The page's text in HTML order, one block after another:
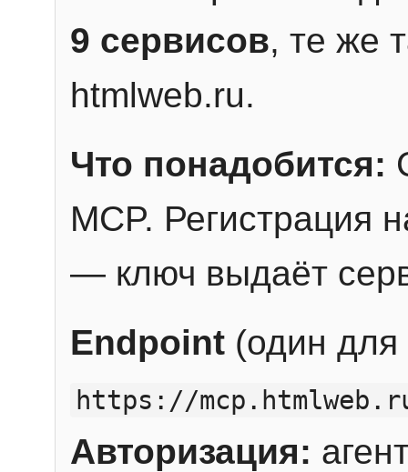
9 сервисов, те же
htmlweb.ru.
Что понадобится:
MCP. Регистрация
— ключ выдаёт
Endpoint (один для
https://
Авторизация: